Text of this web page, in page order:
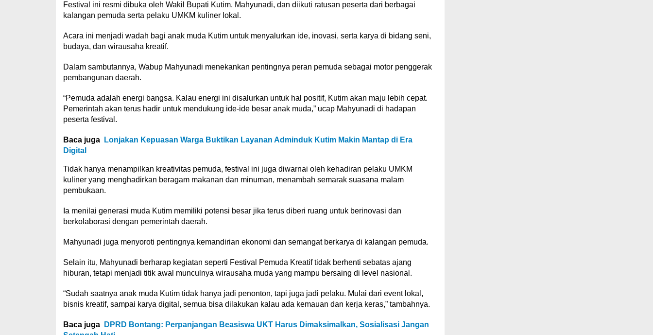
Festival ini resmi dibuka oleh Wakil Bupati Kutim, Mahyunadi, dan diikuti ratusan peserta dari berbagai
kalangan pemuda serta pelaku UMKM kuliner lokal.
Acara ini menjadi wadah bagi anak muda Kutim untuk menyalurkan ide, inovasi, serta karya di bidang seni,
budaya, dan wirausaha kreatif.
Dalam sambutannya, Wabup Mahyunadi menekankan pentingnya peran pemuda sebagai motor penggerak
pembangunan daerah.
“Pemuda adalah energi bangsa. Kalau energi ini disalurkan untuk hal positif, Kutim akan maju lebih cepat.
Pemerintah akan terus hadir untuk mendukung ide-ide besar anak muda,” ucap Mahyunadi di hadapan
peserta festival.
Baca juga
Lonjakan Kepuasan Warga Buktikan Layanan Adminduk Kutim Makin Mantap di Era
Digital
Tidak hanya menampilkan kreativitas pemuda, festival ini juga diwarnai oleh kehadiran pelaku UMKM
kuliner yang menghadirkan beragam makanan dan minuman, menambah semarak suasana malam
pembukaan.
Ia menilai generasi muda Kutim memiliki potensi besar jika terus diberi ruang untuk berinovasi dan
berkolaborasi dengan pemerintah daerah.
Mahyunadi juga menyoroti pentingnya kemandirian ekonomi dan semangat berkarya di kalangan pemuda.
Selain itu, Mahyunadi berharap kegiatan seperti Festival Pemuda Kreatif tidak berhenti sebatas ajang
hiburan, tetapi menjadi titik awal munculnya wirausaha muda yang mampu bersaing di level nasional.
“Sudah saatnya anak muda Kutim tidak hanya jadi penonton, tapi juga jadi pelaku. Mulai dari event lokal,
bisnis kreatif, sampai karya digital, semua bisa dilakukan kalau ada kemauan dan kerja keras,” tambahnya.
Baca juga
DPRD Bontang: Perpanjangan Beasiswa UKT Harus Dimaksimalkan, Sosialisasi Jangan